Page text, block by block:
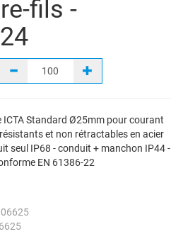
fils -
ICTA Standard Ø25mm pour courant
et non rétractables en acier
seul IP68 - conduit + manchon IP44 -
EN 61386-22